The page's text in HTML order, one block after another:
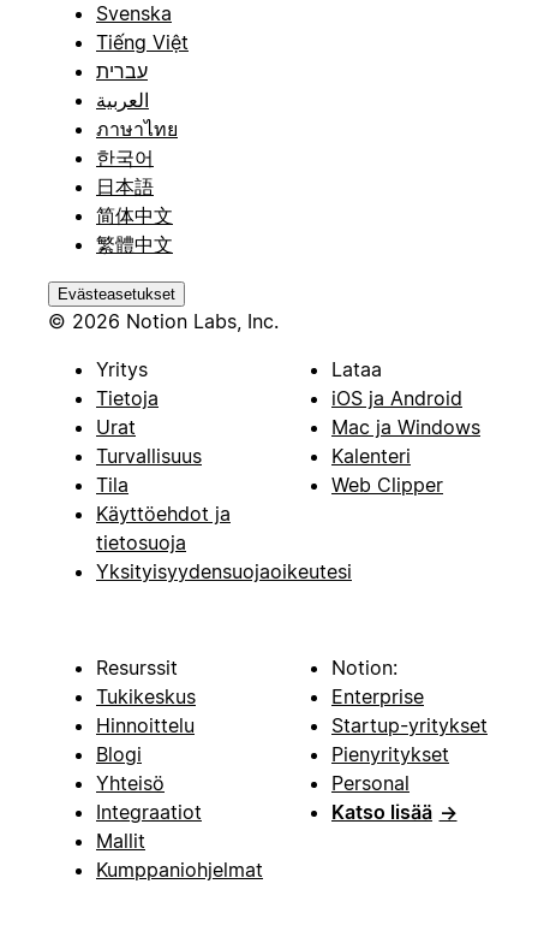
Svenska
Tiếng Việt
עברית
العربية
ภาษาไทย
한국어
日本語
简体中文
繁體中文
Evästeasetukset
© 2026 Notion Labs, Inc.
Yritys
Tietoja
Urat
Turvallisuus
Tila
Käyttöehdot ja
tietosuoja
Yksityisyydensuojaoikeutesi
Lataa
iOS ja Android
Mac ja Windows
Kalenteri
Web Clipper
Resurssit
Tukikeskus
Hinnoittelu
Blogi
Yhteisö
Integraatiot
Mallit
Kumppaniohjelmat
Notion:
Enterprise
Startup-yritykset
Pienyritykset
Personal
Katso lisää →